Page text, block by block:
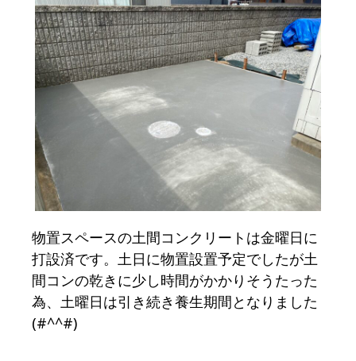
物置スペースの土間コンクリートは金曜日に
打設済です。土日に物置設置予定でしたが土
間コンの乾きに少し時間がかかりそうたった
為、土曜日は引き続き養生期間となりました
(#^^#)